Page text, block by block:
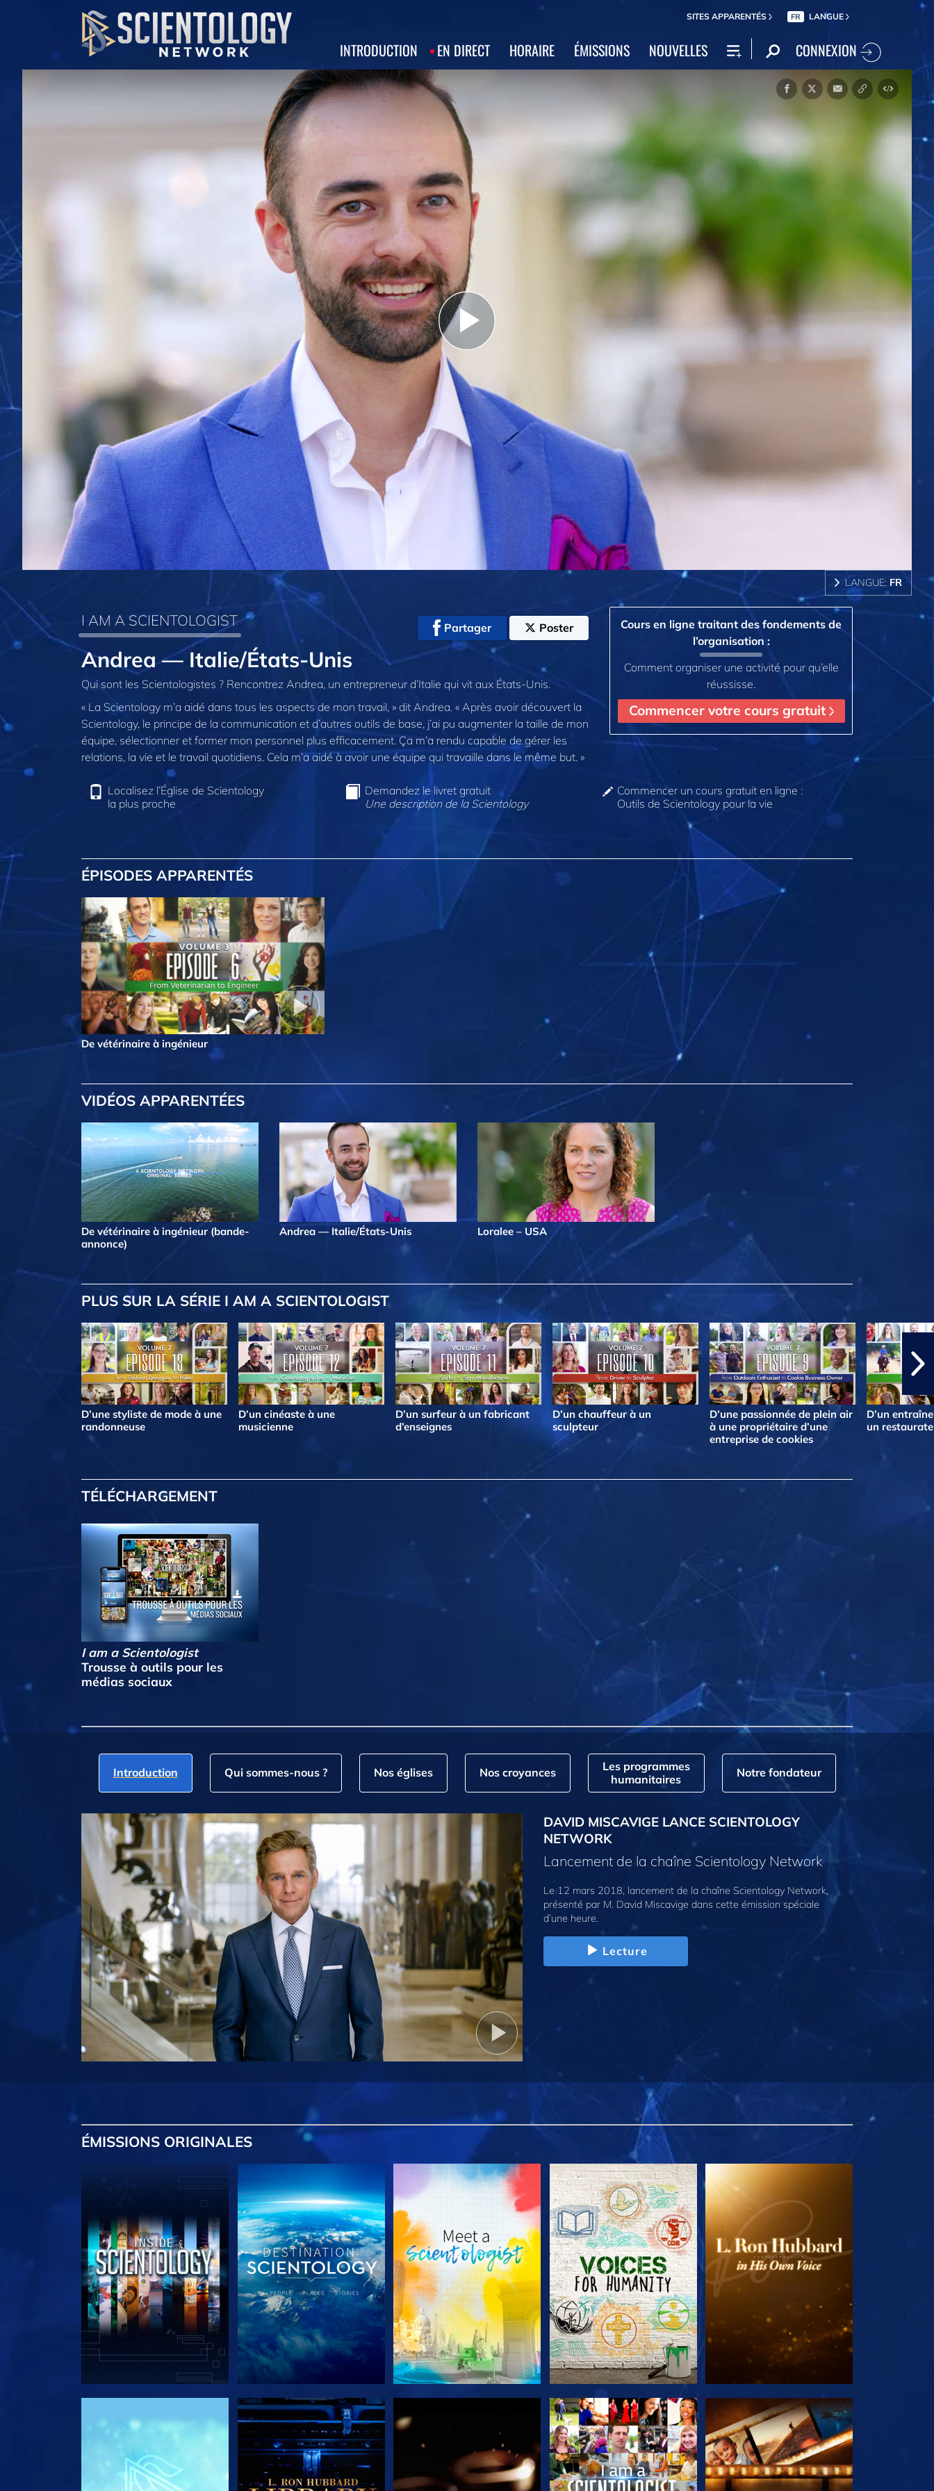
SITES APPARENTÉS FR LANGUE
INTRODUCTION EN DIRECT HORAIRE ÉMISSIONS NOUVELLES CONNEXION
Play
Video
LANGUE: FR
I AM A SCIENTOLOGIST Partager Poster
Andrea — Italie/États-Unis
Qui sont les Scientologistes ? Rencontrez Andrea, un entrepreneur d’Italie qui vit aux États-Unis.
« La Scientology m’a aidé dans tous les aspects de mon travail, » dit Andrea. « Après avoir découvert la
Scientology, le principe de la communication et d’autres outils de base, j’ai pu augmenter la taille de mon
équipe, sélectionner et former mon personnel plus efficacement. Ça m’a rendu capable de gérer les
relations, la vie et le travail quotidiens. Cela m’a aidé à avoir une équipe qui travaille dans le même but. »
Cours en ligne traitant des fondements de
l’organisation :
Comment organiser une activité pour qu’elle
réussisse.
Commencer votre cours gratuit
Localisez l’Église de Scientology
la plus proche
Demandez le livret gratuit
Une description de la Scientology
Commencer un cours gratuit en ligne :
Outils de Scientology pour la vie
ÉPISODES APPARENTÉS
De vétérinaire à ingénieur
VIDÉOS APPARENTÉES
De vétérinaire à ingénieur (bande-
annonce)
Andrea — Italie/États-Unis Loralee – USA
PLUS SUR LA SÉRIE I AM A SCIENTOLOGIST
D’une styliste de mode à une
randonneuse
D’un cinéaste à une
musicienne
D’un surfeur à un fabricant
d’enseignes
D’un chauffeur à un
sculpteur
D’une passionnée de plein air
à une propriétaire d’une
entreprise de cookies
D’un
un
TÉLÉCHARGEMENT
I am a Scientologist
Trousse à outils pour les
médias sociaux
Introduction Qui sommes‑nous ? Nos églises Nos croyances
Les programmes
humanitaires
Notre fondateur
DAVID MISCAVIGE LANCE SCIENTOLOGY
NETWORK
Lancement de la chaîne Scientology Network
Le 12 mars 2018, lancement de la chaîne Scientology Network,
présenté par M. David Miscavige dans cette émission spéciale
d’une heure.
Lecture
ÉMISSIONS ORIGINALES
DÉCOUVRIR LES SÉRIES DÉCOUVRIR LES SÉRIES DÉCOUVRIR LES SÉRIES DÉCOUVRIR LES SÉRIES DÉCOUVRIR LES SÉRIES